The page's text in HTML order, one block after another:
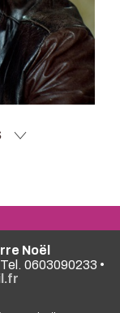
Noël
0603090233 •